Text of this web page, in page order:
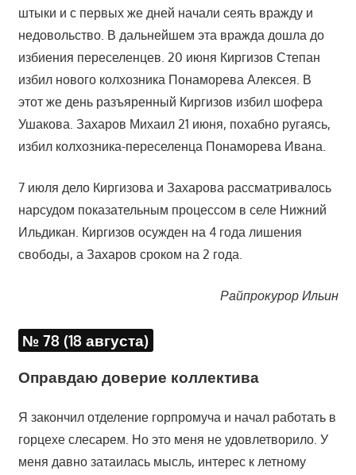
штыки и с первых же дней начали сеять вражду и
недовольство. В дальнейшем эта вражда дошла до
избиения переселенцев. 20 июня Киргизов Степан
избил нового колхозника Понаморева Алексея. В
этот же день разъяренный Киргизов избил шофера
Ушакова. Захаров Михаил 21 июня, похабно ругаясь,
избил колхозника-переселенца Понаморева Ивана.
7 июля дело Киргизова и Захарова рассматривалось
нарсудом показательным процессом в селе Нижний
Ильдикан. Киргизов осужден на 4 года лишения
свободы, а Захаров сроком на 2 года.
Райпрокурор Ильин
№ 78 (18 августа)
Оправдаю доверие коллектива
Я закончил отделение горпромуча и начал работать в
горцехе слесарем. Но это меня не удовлетворило. У
меня давно затаилась мысль, интерес к летному